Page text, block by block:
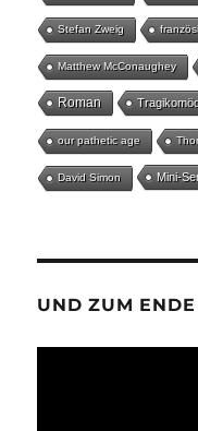
Stefan Zweig
Matthew McConaughey
Roman
our pathetic age
David Simon Mini-
UND ZUM